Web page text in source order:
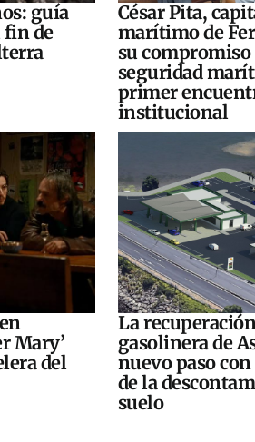
guía
fin de
César Pita,
marítimo de
su compromiso
seguridad
primer
institucional
Mary’
del
La
gasolinera de
nuevo paso
de la
suelo